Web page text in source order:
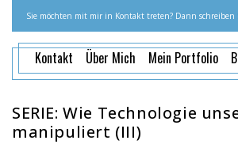
Sie möchten mit mir in Kontakt treten? Dann schreiben
Kontakt Über Mich Mein Portfolio
SERIE: Wie Technologie
manipuliert (III)